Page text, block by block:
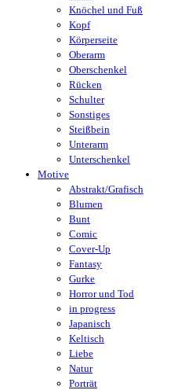
Knöchel und Fuß
Kopf
Körperseite
Oberarm
Oberschenkel
Rücken
Schulter
Sonstiges
Steißbein
Unterarm
Unterschenkel
Motive
Abstrakt/Grafisch
Blumen
Bunt
Comic
Cover-Up
Fantasy
Gurke
Horror und Tod
in progress
Japanisch
Keltisch
Liebe
Natur
Porträt